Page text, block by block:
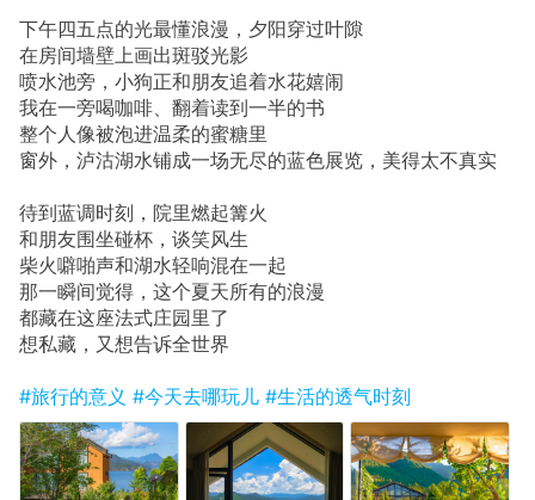
下午四五点的光最懂浪漫，夕阳穿过叶隙
在房间墙壁上画出斑驳光影
喷水池旁，小狗正和朋友追着水花嬉闹
我在一旁喝咖啡、翻着读到一半的书
整个人像被泡进温柔的蜜糖里
窗外，泸沽湖水铺成一场无尽的蓝色展览，美得太不真实
待到蓝调时刻，院里燃起篝火
和朋友围坐碰杯，谈笑风生
柴火噼啪声和湖水轻响混在一起
那一瞬间觉得，这个夏天所有的浪漫
都藏在这座法式庄园里了
想私藏，又想告诉全世界
#旅行的意义 #今天去哪玩儿 #生活的透气时刻